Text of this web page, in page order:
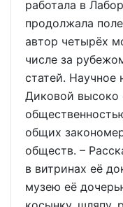
работала в
продолжала
автор четырёх
числе за
статей. Научное
Диковой высоко
общих
обществ. –
в витринах её
музею её